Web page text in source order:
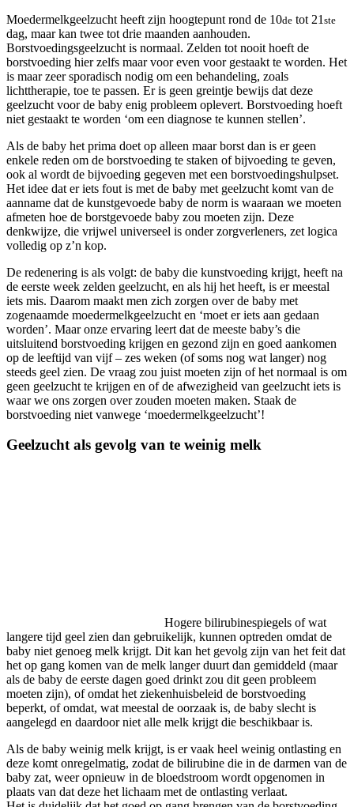
Moedermelkgeelzucht heeft zijn hoogtepunt rond de 10de tot 21 ste
dag, maar kan twee tot drie maanden aanhouden.
Borstvoedingsgeelzucht is normaal. Zelden tot nooit hoeft de
borstvoeding hier zelfs maar voor even voor gestaakt te worden. Het
is maar zeer sporadisch nodig om een behandeling, zoals
lichttherapie, toe te passen. Er is geen greintje bewijs dat deze
geelzucht voor de baby enig probleem oplevert. Borstvoeding hoeft
niet gestaakt te worden ‘om een diagnose te kunnen stellen’.
Als de baby het prima doet op alleen maar borst dan is er geen
enkele reden om de borstvoeding te staken of bijvoeding te geven,
ook al wordt de bijvoeding gegeven met een borstvoedingshulpset.
Het idee dat er iets fout is met de baby met geelzucht komt van de
aanname dat de kunstgevoede baby de norm is waaraan we moeten
afmeten hoe de borstgevoede baby zou moeten zijn. Deze
denkwijze, die vrijwel universeel is onder zorgverleners, zet logica
volledig op z’n kop.
De redenering is als volgt: de baby die kunstvoeding krijgt, heeft na
de eerste week zelden geelzucht, en als hij het heeft, is er meestal
iets mis. Daarom maakt men zich zorgen over de baby met
zogenaamde moedermelkgeelzucht en ‘moet er iets aan gedaan
worden’. Maar onze ervaring leert dat de meeste baby’s die
uitsluitend borstvoeding krijgen en gezond zijn en goed aankomen
op de leeftijd van vijf – zes weken (of soms nog wat langer) nog
steeds geel zien. De vraag zou juist moeten zijn of het normaal is om
geen geelzucht te krijgen en of de afwezigheid van geelzucht iets is
waar we ons zorgen over zouden moeten maken. Staak de
borstvoeding niet vanwege ‘moedermelkgeelzucht’!
Geelzucht als gevolg van te weinig melk
Hogere bilirubinespiegels of wat
langere tijd geel zien dan gebruikelijk, kunnen optreden omdat de
baby niet genoeg melk krijgt. Dit kan het gevolg zijn van het feit dat
het op gang komen van de melk langer duurt dan gemiddeld (maar
als de baby de eerste dagen goed drinkt zou dit geen probleem
moeten zijn), of omdat het ziekenhuisbeleid de borstvoeding
beperkt, of omdat, wat meestal de oorzaak is, de baby slecht is
aangelegd en daardoor niet alle melk krijgt die beschikbaar is.
Als de baby weinig melk krijgt, is er vaak heel weinig ontlasting en
deze komt onregelmatig, zodat de bilirubine die in de darmen van de
baby zat, weer opnieuw in de bloedstroom wordt opgenomen in
plaats van dat deze het lichaam met de ontlasting verlaat.